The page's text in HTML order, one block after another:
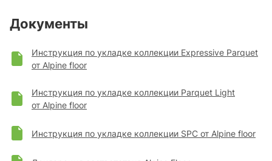
Документы
Инструкция по укладке коллекции Expressive Parquet
от Alpine floor
Инструкция по укладке коллекции Parquet Light
от Alpine floor
Инструкция по укладке коллекции SPC от Alpine floor